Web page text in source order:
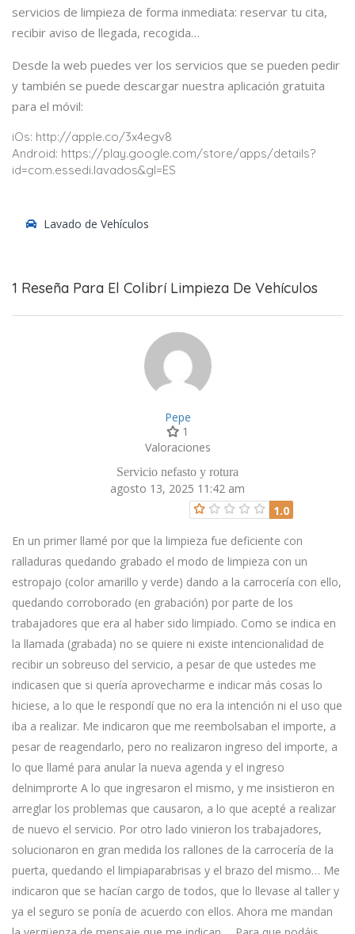
servicios de limpieza de forma inmediata: reservar tu cita,
recibir aviso de llegada, recogida…
Desde la web puedes ver los servicios que se pueden pedir
y también se puede descargar nuestra aplicación gratuita
para el móvil:
iOs: http://apple.co/3x4egv8
Android: https://play.google.com/store/apps/details?
id=com.essedi.lavados&gl=ES
Lavado de Vehículos
1 Reseña Para El Colibrí Limpieza De Vehículos
Pepe
1
Valoraciones
Servicio nefasto y rotura
agosto 13, 2025 11:42 am
1.0
En un primer llamé por que la limpieza fue deficiente con
ralladuras quedando grabado el modo de limpieza con un
estropajo (color amarillo y verde) dando a la carrocería con ello,
quedando corroborado (en grabación) por parte de los
trabajadores que era al haber sido limpiado. Como se indica en
la llamada (grabada) no se quiere ni existe intencionalidad de
recibir un sobreuso del servicio, a pesar de que ustedes me
indicasen que si quería aprovecharme e indicar más cosas lo
hiciese, a lo que le respondí que no era la intención ni el uso que
iba a realizar. Me indicaron que me reembolsaban el importe, a
pesar de reagendarlo, pero no realizaron ingreso del importe, a
lo que llamé para anular la nueva agenda y el ingreso
delnimprorte A lo que ingresaron el mismo, y me insistieron en
arreglar los problemas que causaron, a lo que acepté a realizar
de nuevo el servicio. Por otro lado vinieron los trabajadores,
solucionaron en gran medida los rallones de la carrocería de la
puerta, quedando el limpiaparabrisas y el brazo del mismo… Me
indicaron que se hacían cargo de todos, que lo llevase al taller y
ya el seguro se ponía de acuerdo con ellos. Ahora me mandan